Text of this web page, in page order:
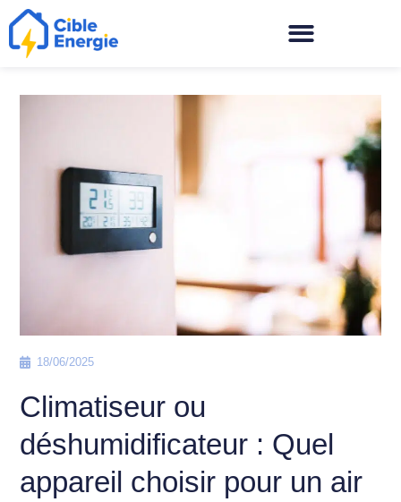
18/06/2025
Climatiseur ou
déshumidificateur : Quel
appareil choisir pour un air